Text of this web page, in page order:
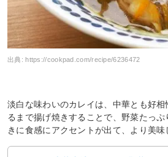
出典:https://cookpad.com/recipe/6236472
淡白な味わいのカレイは、中華とも好
るまで揚げ焼きすることで、野菜たっぷ
きに食感にアクセントが出て、より美味